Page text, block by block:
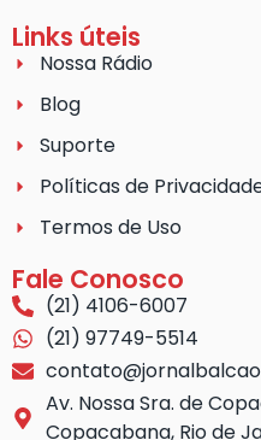
Links úteis
Nossa Rádio
Blog
Suporte
Políticas de
Termos de Uso
Fale Conosco
(21) 4106-6007
(21) 97749-5514
Av. Nossa Sra. de
Copacabana, Rio de